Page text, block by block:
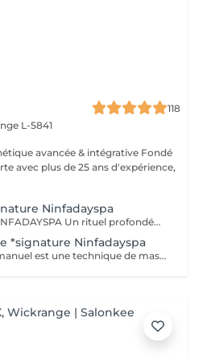
118
L-5841
avec plus de 25 ans d'expérience,
Ninfadayspa
MASSAGE SIGNATURE *NINFADAYSPA Un rituel profondément personnalisé alliant relaxation, rééquilibrage énergétique et lâcher-prise absolu. Chaque soin débute par un rituel de bienvenue évoluant au fil des saisons, accompagné d'un voyage olfactif sensoriel pensé pour harmoniser le corps et l'esprit. Le massage intègre également le versement coréen, réalisé tout au long du soin, pour favoriser une détente profonde et une reconnexion intérieure. Inspiré des philosophies Yin & Yang, de la respiration consciente et de la méditation, ce massage signature associe fluidité, assouplissement et gestuelles enveloppantes afin de rééquilibrer les énergies et procurer un véritable état de sérénité. Une expérience holistique exclusive signée NINFADAYSPA.
*signature Ninfadayspa
Le drainage lymphatique manuel est une technique de massage destinée à stimuler la circulation lymphatique et à détoxiquer l' organisme. *Tous ces massages avec signature NINFADAYSPA: sont un travail sur le flux énergétique, l'équilibre du corps et de l'esprit, Yin Yang, le zen et la méditation, respiration, assouplissement et relaxation absolue.